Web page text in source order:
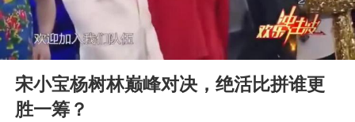
“新疆阿勒泰八月能滑雪”不实
刘国正说向鹏打得很窝囊
我国外贸延续良好增长态势
Play
00:00 03:30
宋小宝杨树林巅峰对决，绝活比拼谁更
胜一筹？